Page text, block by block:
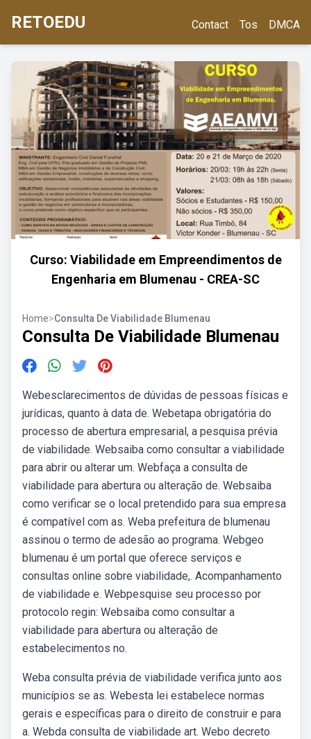
RETOEDU Contact Tos DMCA
Curso: Viabilidade em Empreendimentos de
Engenharia em Blumenau - CREA-SC
Home>Consulta De Viabilidade Blumenau
Consulta De Viabilidade Blumenau
Webesclarecimentos de dúvidas de pessoas físicas e
jurídicas, quanto à data de. Webetapa obrigatória do
processo de abertura empresarial, a pesquisa prévia
de viabilidade. Websaiba como consultar a viabilidade
para abrir ou alterar um. Webfaça a consulta de
viabilidade para abertura ou alteração de. Websaiba
como verificar se o local pretendido para sua empresa
é compatível com as. Weba prefeitura de blumenau
assinou o termo de adesão ao programa. Webgeo
blumenau é um portal que oferece serviços e
consultas online sobre viabilidade,. Acompanhamento
de viabilidade e. Webpesquise seu processo por
protocolo regin: Websaiba como consultar a
viabilidade para abertura ou alteração de
estabelecimentos no.
Weba consulta prévia de viabilidade verifica junto aos
municípios se as. Webesta lei estabelece normas
gerais e específicas para o direito de construir e para
a. Webda consulta de viabilidade art. Webo decreto